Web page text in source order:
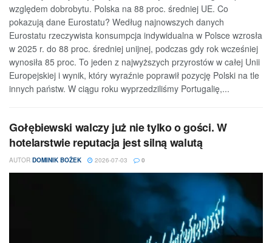
względem dobrobytu. Polska na 88 proc. średniej UE. Co
pokazują dane Eurostatu? Według najnowszych danych
Eurostatu rzeczywista konsumpcja indywidualna w Polsce wzrosła
w 2025 r. do 88 proc. średniej unijnej, podczas gdy rok wcześniej
wynosiła 85 proc. To jeden z najwyższych przyrostów w całej Unii
Europejskiej i wynik, który wyraźnie poprawił pozycję Polski na tle
innych państw. W ciągu roku wyprzedziliśmy Portugalię,...
Gołębiewski walczy już nie tylko o gości. W
hotelarstwie reputacja jest silną walutą
AUTOR DOMINIK BOŻEK 2026-07-03 0